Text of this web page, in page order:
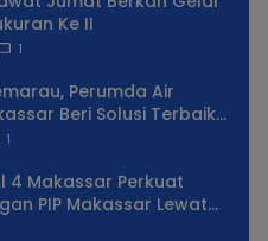
Ke II
1
Perumda Air
Beri Solusi Terbaik
Kota
1
4 Makassar Perkuat
PIP Makassar Lewat